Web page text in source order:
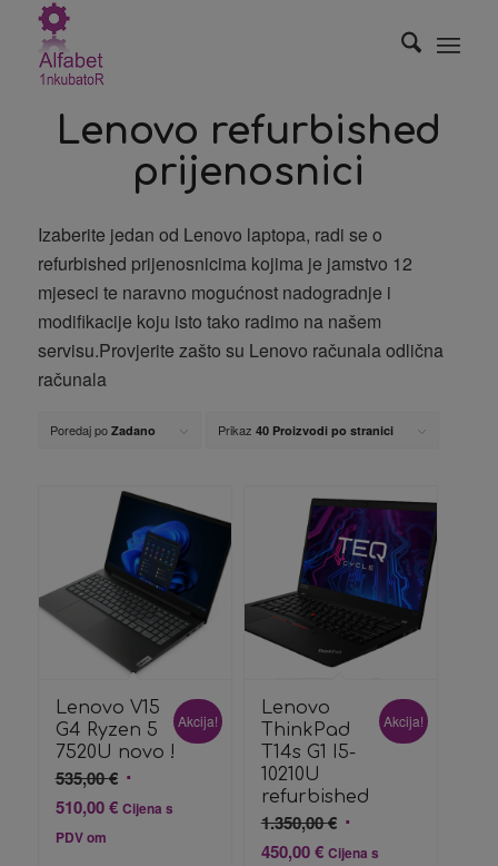
Lenovo refurbished
prijenosnici
Izaberite jedan od Lenovo laptopa, radi se o
refurbished prijenosnicima kojima je jamstvo 12
mjeseci te naravno mogućnost nadogradnje i
modifikacije koju isto tako radimo na našem
servisu.Provjerite zašto su Lenovo računala odlična
računala
Poredaj po Zadano Prikaz 40 Proizvodi po stranici
Lenovo V15
G4 Ryzen 5
7520U novo !
535,00€ Izvorna
cijena
510,00€Trenutna
Cijena s
PDV om
Akcija!
Lenovo
ThinkPad
T14s G1 I5-
10210U
refurbished
1.350,00€ Izvorna
cijena
450,00€Trenutna
Cijena s
Akcija!